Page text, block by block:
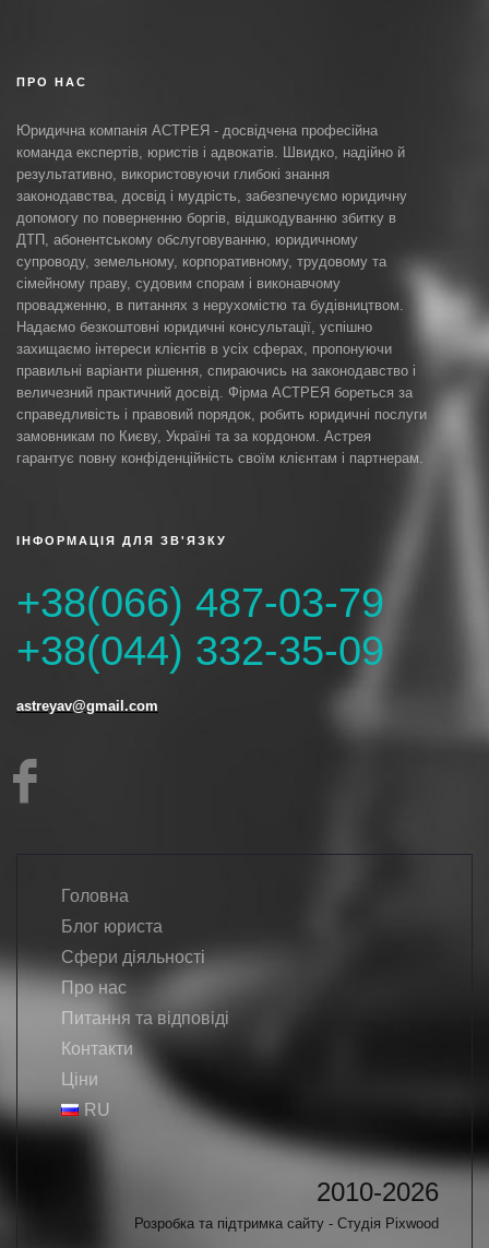
ПРО НАС
Юридична компанія АСТРЕЯ - досвідчена професійна
команда експертів, юристів і адвокатів. Швидко, надійно й
результативно, використовуючи глибокі знання
законодавства, досвід і мудрість, забезпечуємо юридичну
допомогу по поверненню боргів, відшкодуванню збитку в
ДТП, абонентському обслуговуванню, юридичному
супроводу, земельному, корпоративному, трудовому та
сімейному праву, судовим спорам і виконавчому
провадженню, в питаннях з нерухомістю та будівництвом.
Надаємо безкоштовні юридичні консультації, успішно
захищаємо інтереси клієнтів в усіх сферах, пропонуючи
правильні варіанти рішення, спираючись на законодавство і
величезний практичний досвід. Фірма АСТРЕЯ бореться за
справедливість і правовий порядок, робить юридичні послуги
замовникам по Києву, Україні та за кордоном. Астрея
гарантує повну конфіденційність своїм клієнтам і партнерам.
ІНФОРМАЦІЯ ДЛЯ ЗВ'ЯЗКУ
+38(066) 487-03-79
+38(044) 332-35-09
astreyav@gmail.com
Головна
Блог юриста
Сфери діяльності
Про нас
Питання та відповіді
Контакти
Ціни
RU
2010-2026
Розробка та підтримка сайту - Студія Pixwood